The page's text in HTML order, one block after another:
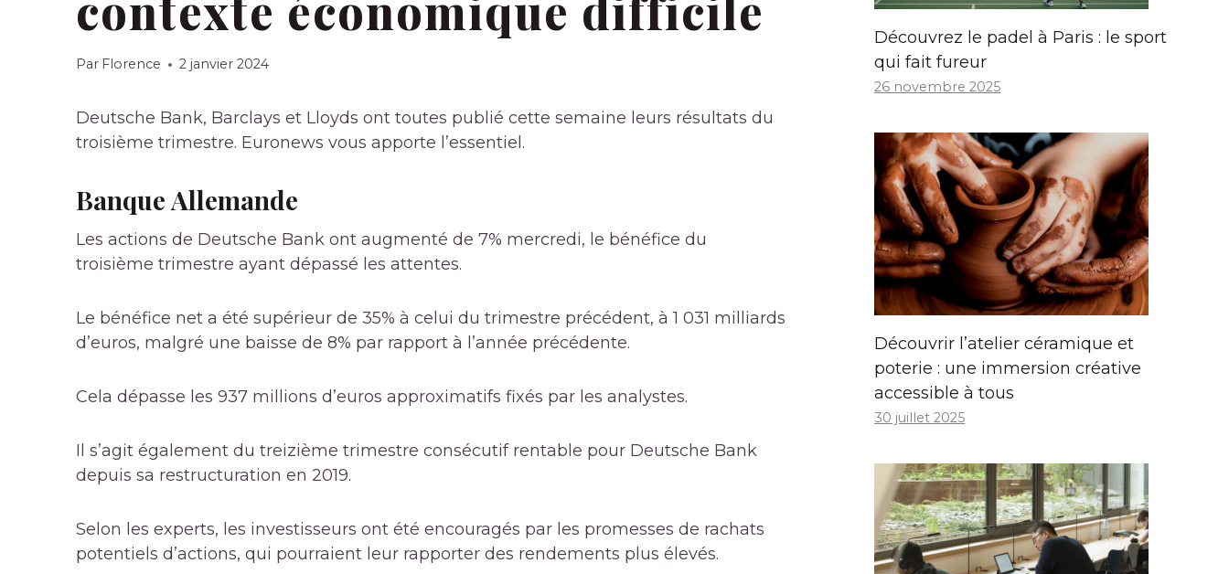
Par Florence 2 janvier 2024
Deutsche Bank, Barclays et Lloyds ont toutes publié cette semaine leurs résultats du
troisième trimestre. Euronews vous apporte l’essentiel.
Banque Allemande
Les actions de Deutsche Bank ont ​​augmenté de 7% mercredi, le bénéfice du
troisième trimestre ayant dépassé les attentes.
Le bénéfice net a été supérieur de 35% à celui du trimestre précédent, à 1 031 milliards
d’euros, malgré une baisse de 8% par rapport à l’année précédente.
Cela dépasse les 937 millions d’euros approximatifs fixés par les analystes.
Il s’agit également du treizième trimestre consécutif rentable pour Deutsche Bank
depuis sa restructuration en 2019.
Selon les experts, les investisseurs ont été encouragés par les promesses de rachats
potentiels d’actions, qui pourraient leur rapporter des rendements plus élevés.
Découvrez le padel à Paris : le sport
qui fait fureur
26 novembre 2025
Découvrir l’atelier céramique et
poterie : une immersion créative
accessible à tous
30 juillet 2025